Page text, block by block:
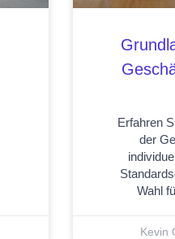
Erfahren
der
Wahl
Kevin